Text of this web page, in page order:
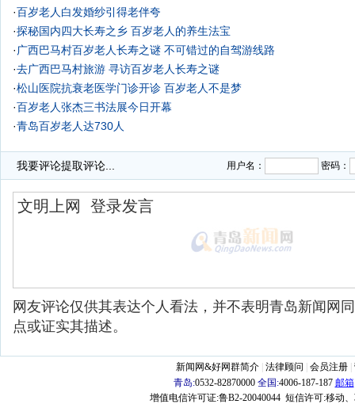
·百岁老人白发婚纱引得老伴夸
·探秘国内四大长寿之乡 百岁老人的养生法宝
· 广西巴马村百岁老人长寿之谜 不可错过的自驾游线路
·去广西巴马村旅游 寻访百岁老人长寿之谜
·松山医院抗衰老医学门诊开诊 百岁老人不是梦
·百岁老人张杰三书法展今日开幕
·青岛百岁老人达730人
我要评论提取评论... 用户名： 密码：
网友评论仅供其表达个人看法，并不表明青岛新闻网
点或证实其描述。